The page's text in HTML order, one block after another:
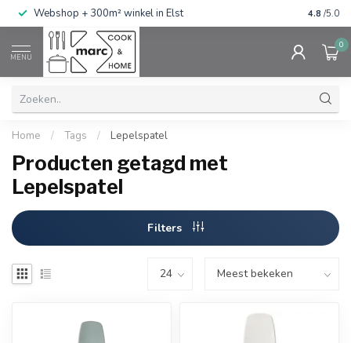
Webshop + 300m² winkel in Elst Gratis
4.8 /5.0
MENU
0
Home / Tags / Lepelspatel
Producten getagd met
Lepelspatel
Filters